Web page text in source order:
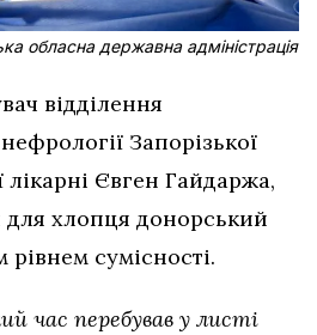
обласна державна адміністрація
відділення
Запорізької
лікарні Євген Гайдаржа,
хлопця донорський
сумісності.
час перебував у листі